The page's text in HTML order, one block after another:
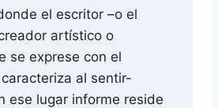
el escritor –o el
artístico o
se exprese con el
al sentir-
ese lugar informe reside